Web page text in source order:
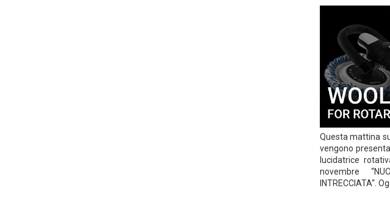
Questa mattina
vengono
lucidatrice
novembre
INTRECCIATA“.